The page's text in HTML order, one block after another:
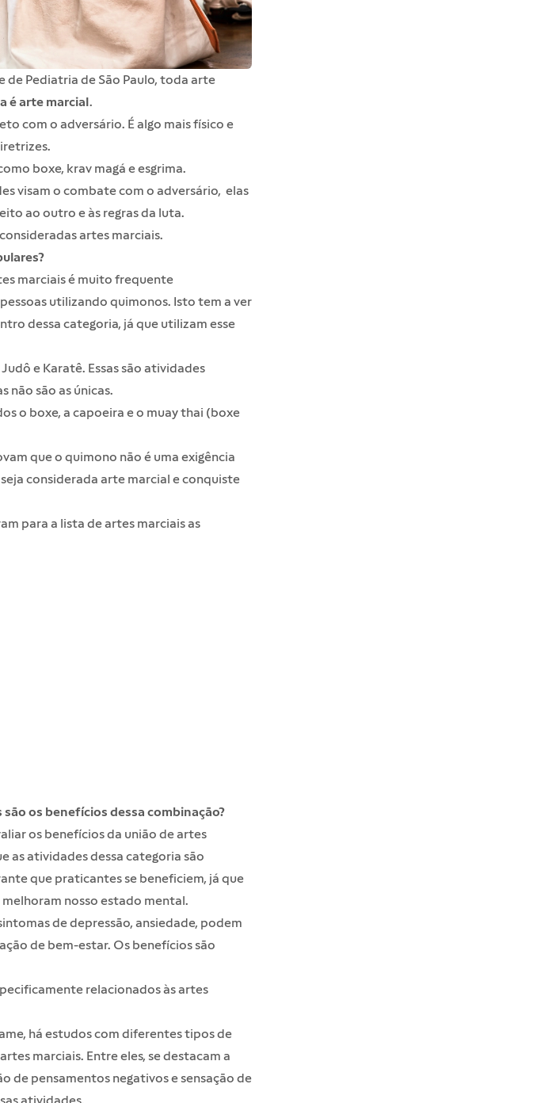
Pediatria de São Paulo, toda arte
é arte marcial.
com o adversário. É algo mais físico e
boxe, krav magá e esgrima.
visam o combate com o adversário, elas
ao outro e às regras da luta.
artes marciais.
marciais é muito frequente
utilizando quimonos. Isto tem a ver
dessa categoria, já que utilizam esse
e Karatê. Essas são atividades
não são as únicas.
o boxe, a capoeira e o muay thai (boxe
que o quimono não é uma exigência
considerada arte marcial e conquiste
para a lista de artes marciais as
os benefícios dessa combinação?
os benefícios da união de artes
as atividades dessa categoria são
que praticantes se beneficiem, já que
nosso estado mental.
de depressão, ansiedade, podem
de bem-estar. Os benefícios são
relacionados às artes
, há estudos com diferentes tipos de
marciais. Entre eles, se destacam a
de pensamentos negativos e sensação de